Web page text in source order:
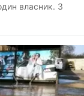
власник. З